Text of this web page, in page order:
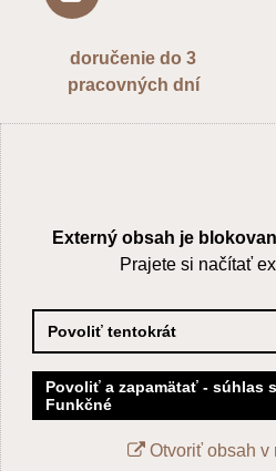
Odoslať
doručenie do 3
pracovných dní
Externý obsah je
Prajete si načítať
Povoliť tentokrát
Povoliť a zapamätať - súhlas
Funkčné
Otvoriť obsah v